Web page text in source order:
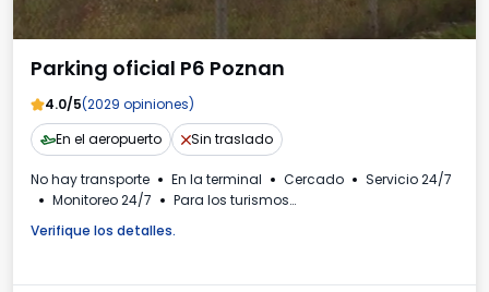
Parking oficial P6 Poznan
4.0/5(2029 opiniones)
En el aeropuerto
Sin traslado
No hay transporte En la terminal Cercado
Servicio 24/7
Monitoreo 24/7
Para los turismos
Verifique los detalles.